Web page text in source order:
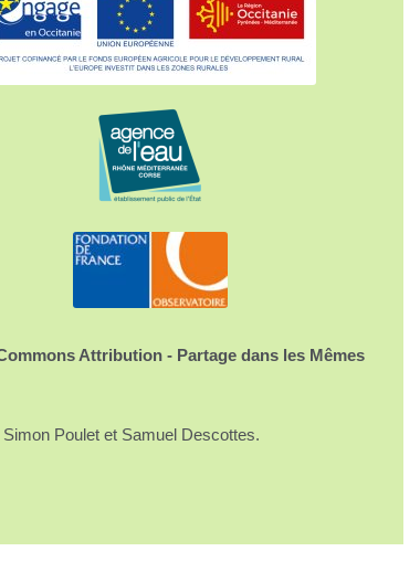
Attribution - Partage dans les Mêmes
Poulet et Samuel Descottes.